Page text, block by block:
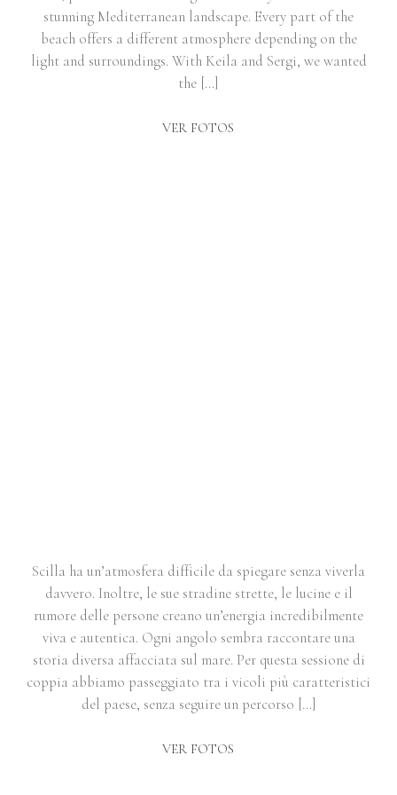
VER FOTOS
stunning Mediterranean landscape. Every part of the
beach offers a different atmosphere depending on the
light and surroundings. With Keila and Sergi, we wanted
the […]
VER FOTOS
Scilla ha un’atmosfera difficile da spiegare senza viverla
davvero. Inoltre, le sue stradine strette, le lucine e il
rumore delle persone creano un’energia incredibilmente
viva e autentica. Ogni angolo sembra raccontare una
storia diversa affacciata sul mare. Per questa sessione di
coppia abbiamo passeggiato tra i vicoli più caratteristici
del paese, senza seguire un percorso […]